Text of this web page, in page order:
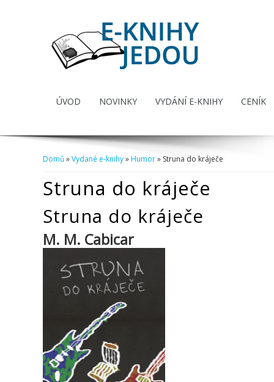
ÚVOD NOVINKY VYDÁNÍ E-KNIHY CENÍK
Domů»Vydané e-knihy»Humor» Struna do kráječe
Struna do kráječe
Struna do kráječe
M. M. Cabicar